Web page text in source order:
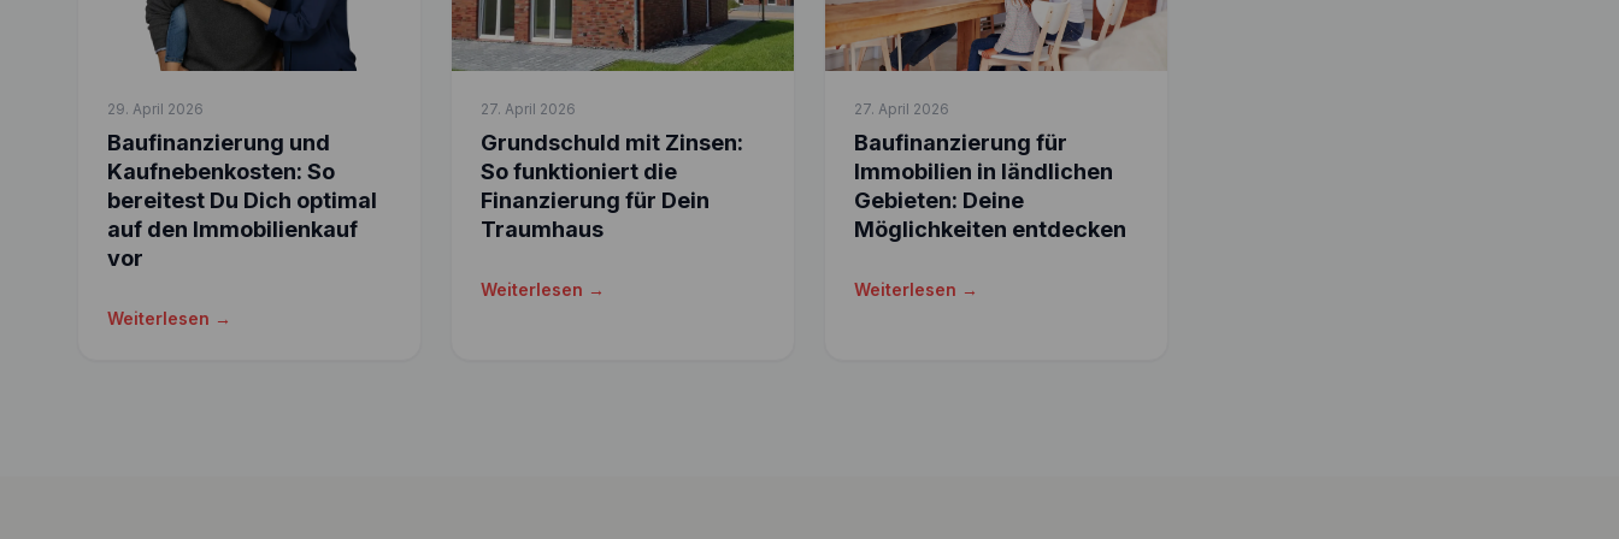
29. April 2026
Baufinanzierung und
Kaufnebenkosten: So
bereitest Du Dich optimal
auf den Immobilienkauf
vor
Weiterlesen →
27. April 2026
Grundschuld mit Zinsen:
So funktioniert die
Finanzierung für Dein
Traumhaus
Weiterlesen →
27. April 2026
Baufinanzierung für
Immobilien in ländlichen
Gebieten: Deine
Möglichkeiten entdecken
Weiterlesen →